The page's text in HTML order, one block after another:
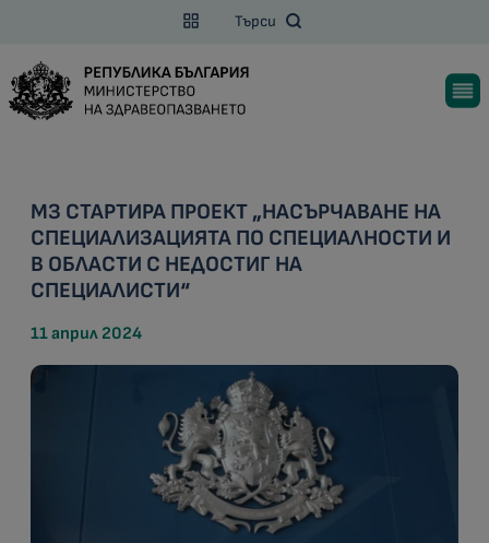
Търси
МЗ СТАРТИРА ПРОЕКТ „НАСЪРЧАВАНЕ НА
СПЕЦИАЛИЗАЦИЯТА ПО СПЕЦИАЛНОСТИ И
В ОБЛАСТИ С НЕДОСТИГ НА
СПЕЦИАЛИСТИ“
11 април 2024